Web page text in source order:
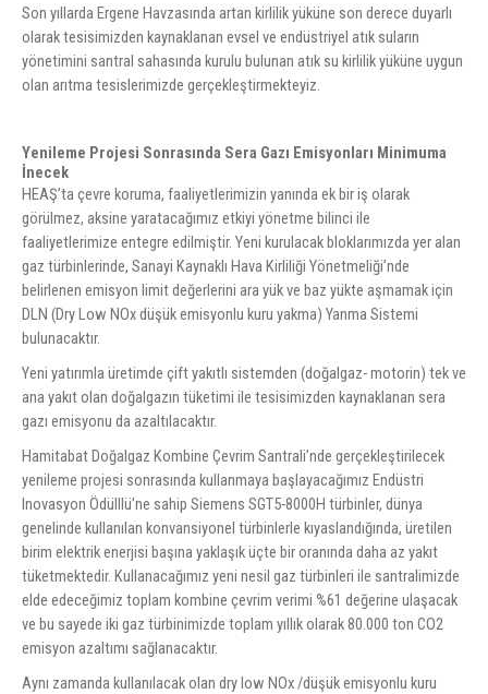
Son yıllarda Ergene Havzasında artan kirlilik yüküne son derece duyarlı
olarak tesisimizden kaynaklanan evsel ve endüstriyel atık suların
yönetimini santral sahasında kurulu bulunan atık su kirlilik yüküne uygun
olan arıtma tesislerimizde gerçekleştirmekteyiz.
Yenileme Projesi Sonrasında Sera Gazı Emisyonları Minimuma
İnecek
HEAŞ’ta çevre koruma, faaliyetlerimizin yanında ek bir iş olarak
görülmez, aksine yaratacağımız etkiyi yönetme bilinci ile
faaliyetlerimize entegre edilmiştir. Yeni kurulacak bloklarımızda yer alan
gaz türbinlerinde, Sanayi Kaynaklı Hava Kirliliği Yönetmeliği’nde
belirlenen emisyon limit değerlerini ara yük ve baz yükte aşmamak için
DLN (Dry Low NOx düşük emisyonlu kuru yakma) Yanma Sistemi
bulunacaktır.
Yeni yatırımla üretimde çift yakıtlı sistemden (doğalgaz- motorin) tek ve
ana yakıt olan doğalgazın tüketimi ile tesisimizden kaynaklanan sera
gazı emisyonu da azaltılacaktır.
Hamitabat Doğalgaz Kombine Çevrim Santrali’nde gerçekleştirilecek
yenileme projesi sonrasında kullanmaya başlayacağımız Endüstri
Inovasyon Ödülllü’ne sahip Siemens SGT5-8000H türbinler, dünya
genelinde kullanılan konvansiyonel türbinlerle kıyaslandığında, üretilen
birim elektrik enerjisi başına yaklaşık üçte bir oranında daha az yakıt
tüketmektedir. Kullanacağımız yeni nesil gaz türbinleri ile santralimizde
elde edeceğimiz toplam kombine çevrim verimi %61 değerine ulaşacak
ve bu sayede iki gaz türbinimizde toplam yıllık olarak 80.000 ton CO2
emisyon azaltımı sağlanacaktır.
Aynı zamanda kullanılacak olan dry low NOx /düşük emisyonlu kuru